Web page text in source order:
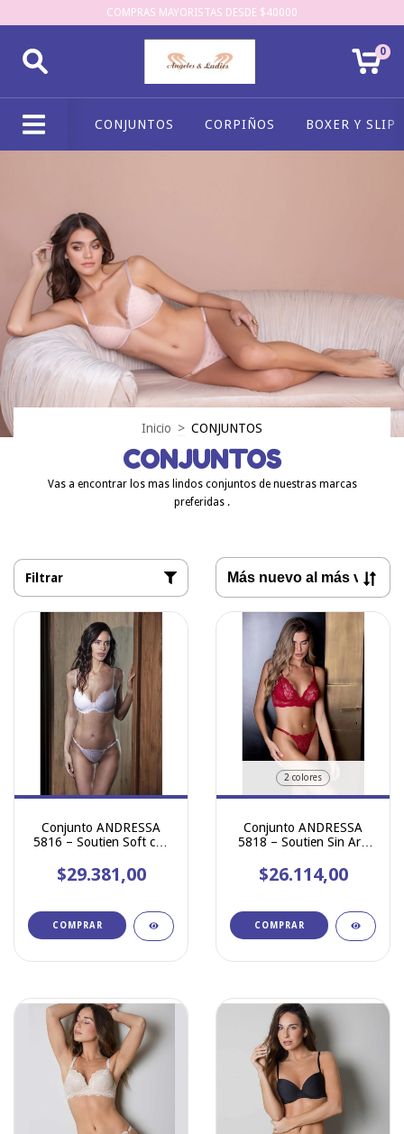
COMPRAS MAYORISTAS DESDE $40000
0
CONJUNTOS CORPIÑOS BOXER Y SLIP
Inicio > CONJUNTOS
CONJUNTOS
Vas a encontrar los mas lindos conjuntos de nuestras marcas
preferidas .
Filtrar
Conjunto ANDRESSA
5816 – Soutien Soft con
Regulable de Puntilla
$29.381,00
COMPRAR
2 colores
Conjunto ANDRESSA
5818 – Soutien Sin Aro
de Puntilla
$26.114,00
COMPRAR